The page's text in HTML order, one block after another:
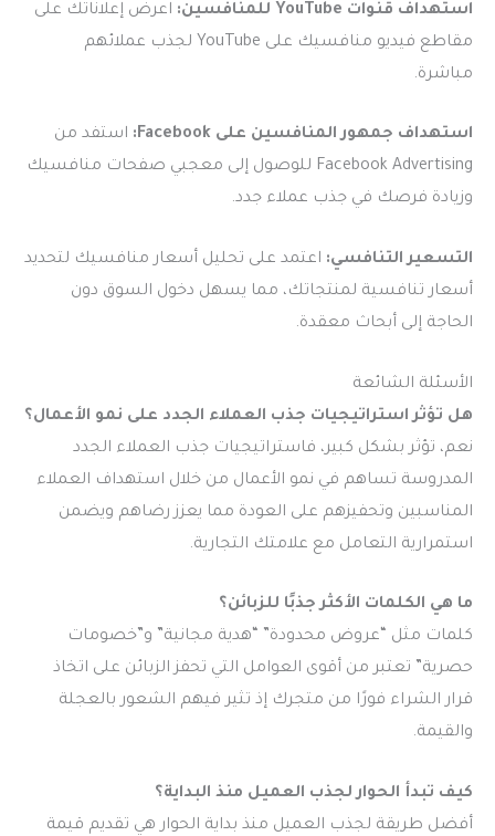
استهداف قنوات YouTube للمنافسين:
اعرض إعلاناتك على
مقاطع فيديو منافسيك على YouTube لجذب عملائهم
مباشرة.
استهداف جمهور المنافسين على Facebook:
استفد من
Facebook Advertising للوصول إلى معجبي صفحات منافسيك
وزيادة فرصك في جذب عملاء جدد.
التسعير التنافسي: اعتمد على تحليل أسعار منافسيك لتحديد
أسعار تنافسية لمنتجاتك، مما يسهل دخول السوق دون
الحاجة إلى أبحاث معقدة.
الأسئلة الشائعة
هل تؤثر استراتيجيات جذب العملاء الجدد على نمو الأعمال؟
نعم، تؤثر بشكل كبير، فاستراتيجيات جذب العملاء الجدد
المدروسة تساهم في نمو الأعمال من خلال استهداف العملاء
المناسبين وتحفيزهم على العودة مما يعزز رضاهم ويضمن
استمرارية التعامل مع علامتك التجارية.
ما هي الكلمات الأكثر جذبًا للزبائن؟
كلمات مثل “عروض محدودة” “هدية مجانية” و”خصومات
حصرية” تعتبر من أقوى العوامل التي تحفز الزبائن على اتخاذ
قرار الشراء فورًا من متجرك إذ تثير فيهم الشعور بالعجلة
والقيمة.
كيف تبدأ الحوار لجذب العميل منذ البداية؟
أفضل طريقة لجذب العميل منذ بداية الحوار هي تقديم قيمة